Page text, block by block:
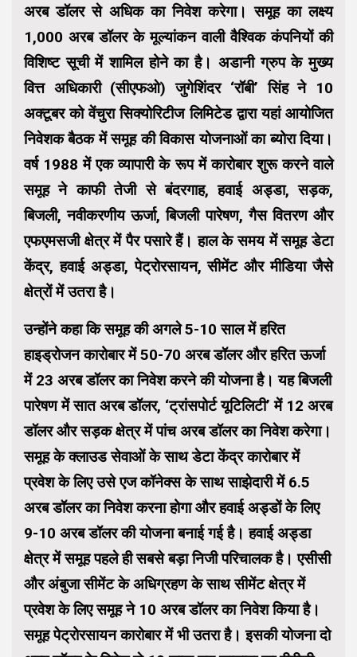
अरब डॉलर से अधिक का निवेश करेगा। समूह का लक्ष्य
1,000 अरब डॉलर के मूल्यांकन वाली वैश्विक कंपनियों की
विशिष्ट सूची में शामिल होने का है। अडानी ग्रुप के मुख्य
वित्त अधिकारी (सीएफओ) जुगेशिंदर ‘रॉबी’ सिंह ने 10
अक्टूबर को वेंचुरा सिक्योरिटीज लिमिटेड द्वारा यहां आयोजित
निवेशक बैठक में समूह की विकास योजनाओं का ब्योरा दिया।
वर्ष 1988 में एक व्यापारी के रूप में कारोबार शुरू करने वाले
समूह ने काफी तेजी से बंदरगाह, हवाई अड्डा, सड़क,
बिजली, नवीकरणीय ऊर्जा, बिजली पारेषण, गैस वितरण और
एफएमसजी क्षेत्र में पैर पसारे हैं। हाल के समय में समूह डेटा
केंद्र, हवाई अड्डा, पेट्रोरसायन, सीमेंट और मीडिया जैसे
क्षेत्रों में उतरा है।
उन्होंने कहा कि समूह की अगले 5-10 साल में हरित
हाइड्रोजन कारोबार में 50-70 अरब डॉलर और हरित ऊर्जा
में 23 अरब डॉलर का निवेश करने की योजना है। यह बिजली
पारेषण में सात अरब डॉलर, ‘ट्रांसपोर्ट यूटिलिटी’ में 12 अरब
डॉलर और सड़क क्षेत्र में पांच अरब डॉलर का निवेश करेगा।
समूह के क्लाउड सेवाओं के साथ डेटा केंद्र कारोबार में
प्रवेश के लिए उसे एज कॉनेक्स के साथ साझेदारी में 6.5
अरब डॉलर का निवेश करना होगा और हवाई अड्डों के लिए
9-10 अरब डॉलर की योजना बनाई गई है। हवाई अड्डा
क्षेत्र में समूह पहले ही सबसे बड़ा निजी परिचालक है। एसीसी
और अंबुजा सीमेंट के अधिग्रहण के साथ सीमेंट क्षेत्र में
प्रवेश के लिए समूह ने 10 अरब डॉलर का निवेश किया है।
समूह पेट्रोरसायन कारोबार में भी उतरा है। इसकी योजना दो